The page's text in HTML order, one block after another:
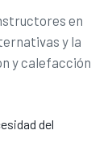
en
y la
y calefacción
del